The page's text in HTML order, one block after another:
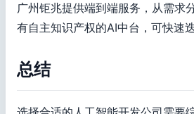
广州钜兆提供端到端服务，从需求
有自主知识产权的AI中台，可快速迭
总结